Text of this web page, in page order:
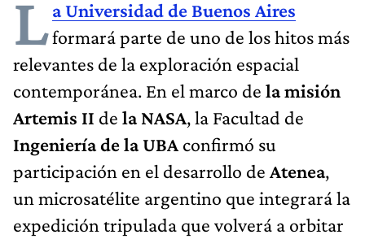
La Universidad de Buenos Aires
formará parte de uno de los hitos más
relevantes de la exploración espacial
contemporánea. En el marco de la misión
Artemis II de la NASA, la Facultad de
Ingeniería de la UBA confirmó su
participación en el desarrollo de Atenea,
un microsatélite argentino que integrará la
expedición tripulada que volverá a orbitar